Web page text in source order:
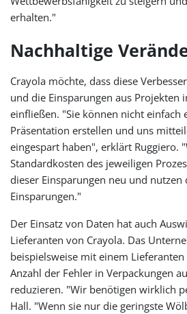
erhalten."
Nachhaltige
Crayola möchte, dass diese
und die Einsparungen aus Projekten
einfließen. "Sie können nicht einfach
Präsentation erstellen und uns
eingespart haben", erklärt Ruggiero.
Standardkosten des jeweiligen
dieser Einsparungen neu und nutzen
Einsparungen."
Der Einsatz von Daten hat auch
Lieferanten von Crayola. Das
beispielsweise mit einem
Anzahl der Fehler in Verpackungen
reduzieren. "Wir benötigen wirklich
Hall. "Wenn sie nur die geringste